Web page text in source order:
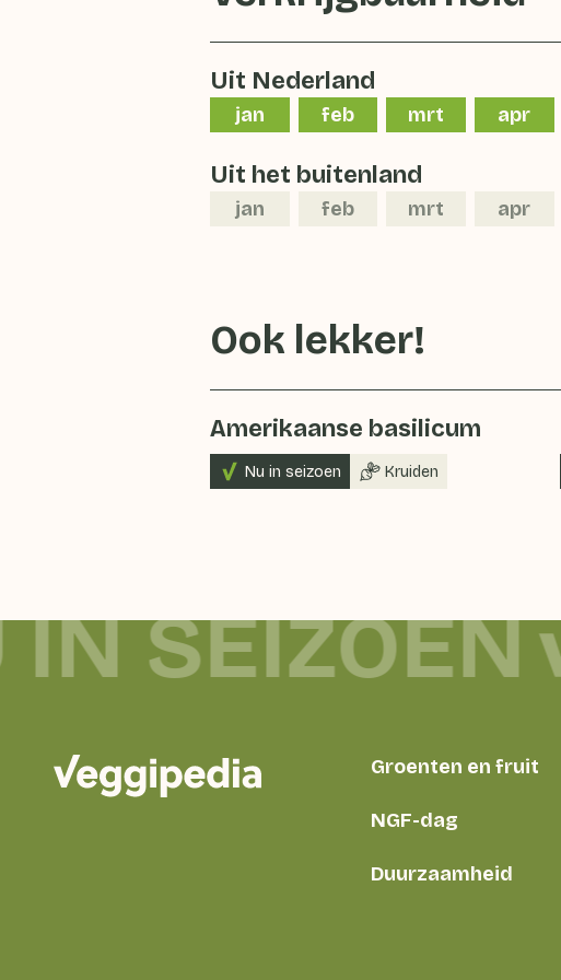
Uit Nederland
jan feb mrt apr
Uit het buitenland
jan feb mrt apr
Ook lekker!
Amerikaanse basilicum
Nu in seizoen Kruiden
SEIZOEN
Groenten en fruit
NGF-dag
Duurzaamheid